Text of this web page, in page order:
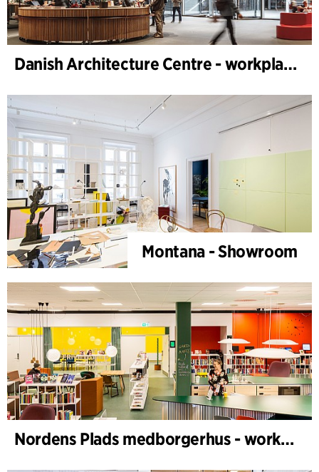
Danish Architecture Centre - workplace design
Montana - Showroom
Nordens Plads medborgerhus - workplace design